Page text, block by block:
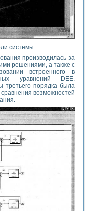
системы
производилась за
решениями, а также с
встроенного в
уравнений DEE.
третьего порядка была
возможностей